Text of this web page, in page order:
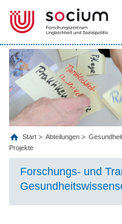
Start Abteilungen
Projekte
Forschungs- und